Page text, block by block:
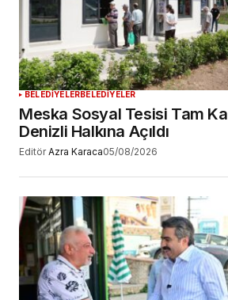
BELEDİYELERBELEDİYELER
Meska Sosyal Tesisi Tam
Denizli Halkına Açıldı
Editör Azra Karaca05/08/2026